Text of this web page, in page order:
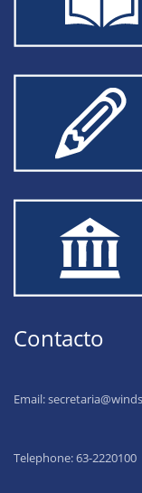
Contacto
Email:
Telephone: 63-2220100